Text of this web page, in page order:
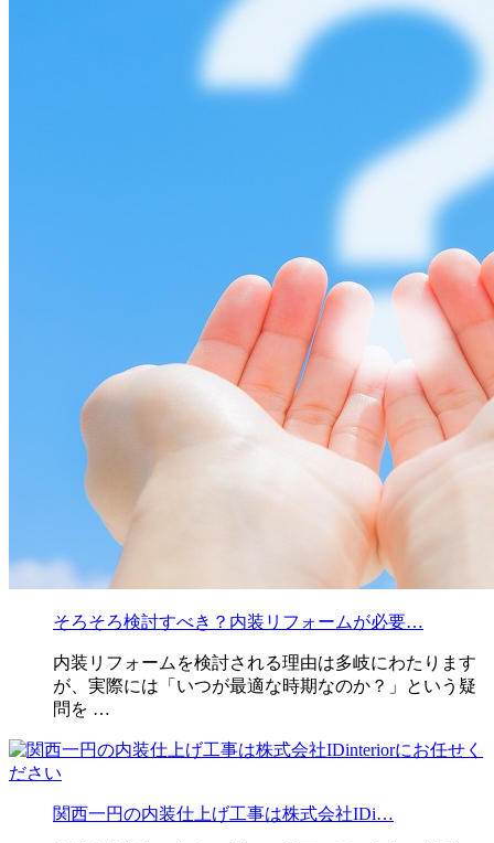
そろそろ検討すべき？内装リフォームが必要…
内装リフォームを検討される理由は多岐にわたります
が、実際には「いつが最適な時期なのか？」という疑
問を …
関西一円の内装仕上げ工事は株式会社IDi…